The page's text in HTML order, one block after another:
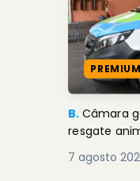
PREMIUM
B. Câmara
resgate
7 agosto